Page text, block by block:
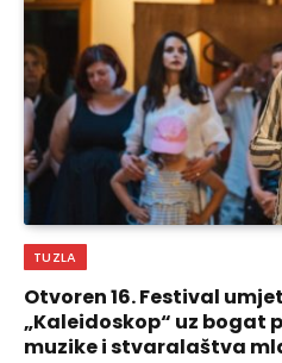
TUZLA
Otvoren 16. Festival
„Kaleidoskop“ uz bogat
muzike i stvaralaštva